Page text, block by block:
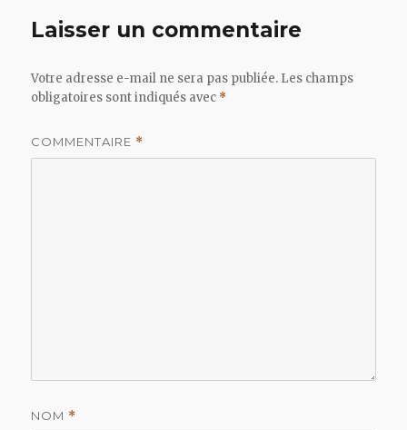
Laisser un commentaire
Votre adresse e-mail ne sera pas publiée. Les champs
obligatoires sont indiqués avec *
COMMENTAIRE *
NOM *